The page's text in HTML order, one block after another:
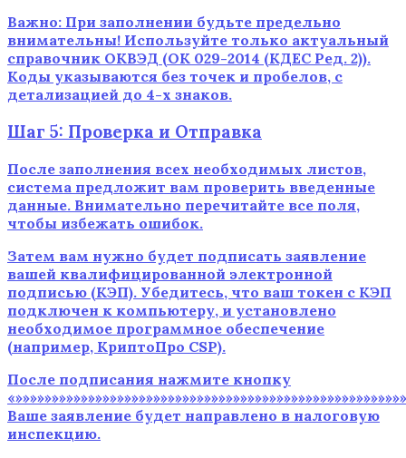
Важно: При заполнении будьте предельно
внимательны! Используйте только актуальный
справочник ОКВЭД (ОК 029-2014 (КДЕС Ред. 2)).
Коды указываются без точек и пробелов, с
детализацией до 4-х знаков.
Шаг 5: Проверка и Отправка
После заполнения всех необходимых листов,
система предложит вам проверить введенные
данные. Внимательно перечитайте все поля,
чтобы избежать ошибок.
Затем вам нужно будет подписать заявление
вашей квалифицированной электронной
подписью (КЭП). Убедитесь, что ваш токен с КЭП
подключен к компьютеру, и установлено
необходимое программное обеспечение
(например, КриптоПро CSP).
После подписания нажмите кнопку
Ваше заявление будет направлено в налоговую
инспекцию.